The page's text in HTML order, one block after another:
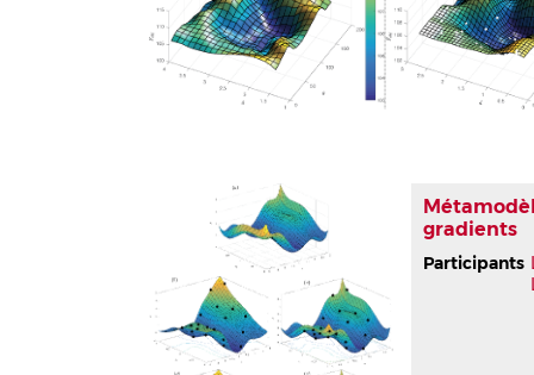
gradients
Participants